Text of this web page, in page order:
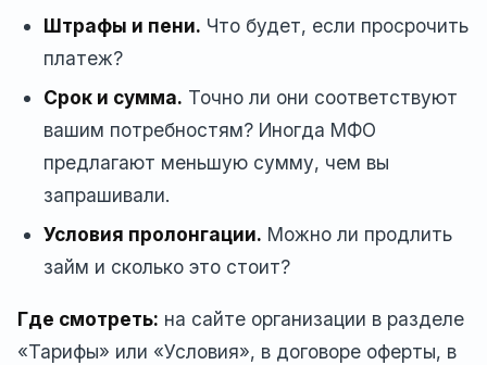
Штрафы и пени. Что будет, если просрочить
платеж?
Срок и сумма. Точно ли они соответствуют
вашим потребностям? Иногда МФО
предлагают меньшую сумму, чем вы
запрашивали.
Условия пролонгации. Можно ли продлить
займ и сколько это стоит?
Где смотреть: на сайте организации в разделе
«Тарифы» или «Условия», в договоре оферты, в